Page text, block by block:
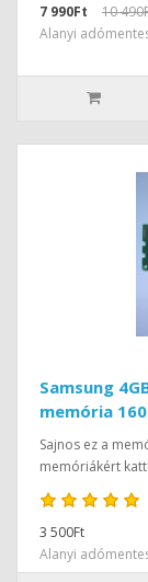
7 990Ft
10
Alanyi
Samsung
memória
Sajnos ez a
memóriákért
3 500Ft
Alanyi